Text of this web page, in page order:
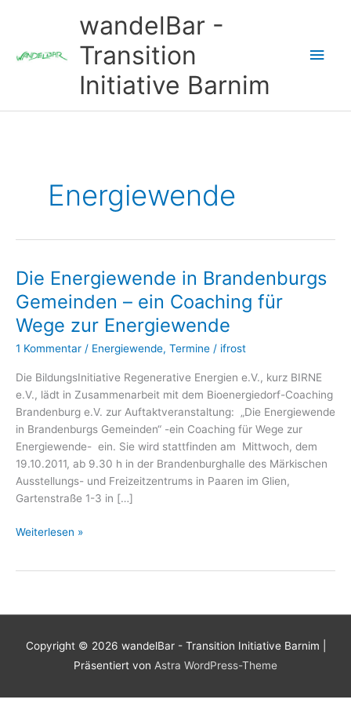
wandelBar -
Transition
Initiative Barnim
Energiewende
Die Energiewende in Brandenburgs
Gemeinden – ein Coaching für
Wege zur Energiewende
1 Kommentar / Energiewende, Termine / ifrost
Die BildungsInitiative Regenerative Energien e.V., kurz BIRNE
e.V., lädt in Zusammenarbeit mit dem Bioenergiedorf-Coaching
Brandenburg e.V. zur Auftaktveranstaltung: „Die Energiewende
in Brandenburgs Gemeinden“ -ein Coaching für Wege zur
Energiewende- ein. Sie wird stattfinden am Mittwoch, dem
19.10.2011, ab 9.30 h in der Brandenburghalle des Märkischen
Ausstellungs- und Freizeitzentrums in Paaren im Glien,
Gartenstraße 1-3 in […]
Die
–
Coaching
Weiterlesen »
Copyright © 2026 wandelBar - Transition Initiative Barnim
Präsentiert von Astra WordPress-Theme